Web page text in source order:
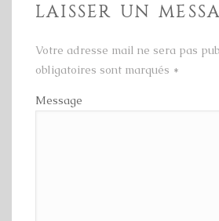
LAISSER UN
Votre adresse mail ne sera pas
obligatoires sont marqués *
Message